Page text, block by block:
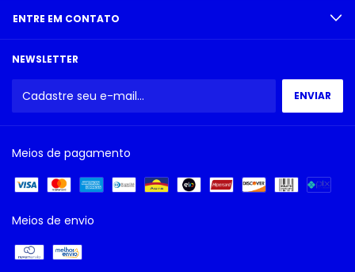
ENTRE EM CONTATO
NEWSLETTER
Meios de pagamento
Meios de envio